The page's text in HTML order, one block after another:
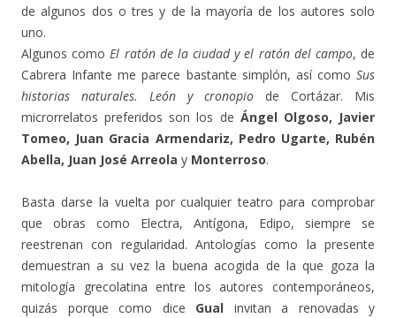
de algunos dos o tres y de la mayoría de los autores solo
uno.
Algunos comoEl ratón de la ciudad y el ratón del campo, de
Cabrera Infante me parece bastante simplón, así como Sus
historias naturales. León y cronopio de Cortázar. Mis
microrrelatos preferidos son los de Ángel Olgoso, Javier
Tomeo, Juan Gracia Armendariz, Pedro Ugarte, Rubén
Abella, Juan José Arreola y Monterroso.
Basta darse la vuelta por cualquier teatro para comprobar
que obras como Electra, Antígona, Edipo, siempre se
reestrenan con regularidad. Antologías como la presente
demuestran a su vez la buena acogida de la que goza la
mitología grecolatina entre los autores contemporáneos,
quizás porque como dice Gual invitan a renovadas y